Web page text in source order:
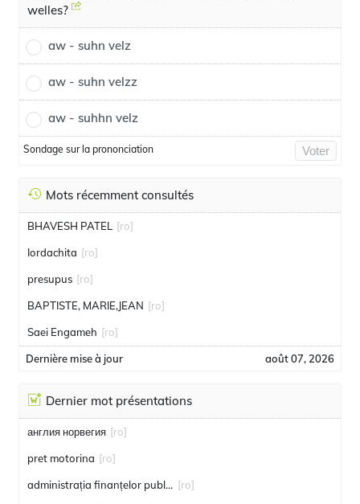
welles?
aw - suhn velz
aw - suhn velzz
aw - suhhn velz
Sondage sur la prononciation Voter
Mots récemment consultés
BHAVESH PATEL [ro]
Iordachita [ro]
presupus [ro]
BAPTISTE, MARIE,JEAN [ro]
Saei Engameh [ro]
Dernière mise à jour août 07, 2026
Dernier mot présentations
англия норвегия [ro]
pret motorina [ro]
administrația finanțelor publice [ro]